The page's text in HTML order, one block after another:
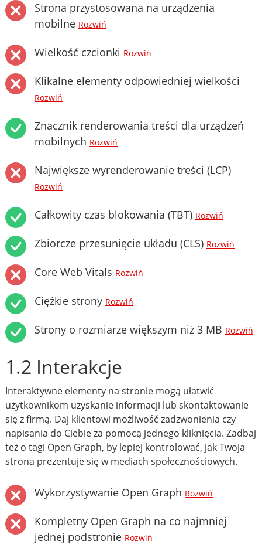
Strona przystosowana na urządzenia
mobilne Rozwiń
Wielkość czcionki Rozwiń
Klikalne elementy odpowiedniej wielkości
Rozwiń
Znacznik renderowania treści dla urządzeń
mobilnych Rozwiń
Największe wyrenderowanie treści (LCP)
Rozwiń
Całkowity czas blokowania (TBT) Rozwiń
Zbiorcze przesunięcie układu (CLS) Rozwiń
Core Web Vitals Rozwiń
Ciężkie strony Rozwiń
Strony o rozmiarze większym niż 3 MB Rozwiń
1.2 Interakcje
Interaktywne elementy na stronie mogą ułatwić
użytkownikom uzyskanie informacji lub skontaktowanie
się z firmą. Daj klientowi możliwość zadzwonienia czy
napisania do Ciebie za pomocą jednego kliknięcia. Zadbaj
też o tagi Open Graph, by lepiej kontrolować, jak Twoja
strona prezentuje się w mediach społecznościowych.
Wykorzystywanie Open Graph Rozwiń
Kompletny Open Graph na co najmniej
jednej podstronie Rozwiń